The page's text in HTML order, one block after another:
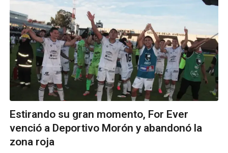
Estirando su gran momento, For Ever
venció a Deportivo Morón y abandonó la
zona roja